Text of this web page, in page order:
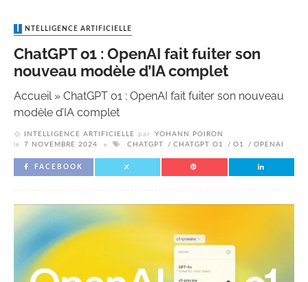
INTELLIGENCE ARTIFICIELLE
ChatGPT o1 : OpenAI fait fuiter son
nouveau modèle d’IA complet
Accueil» ChatGPT o1 : OpenAI fait fuiter son nouveau
modèle d’IA complet
INTELLIGENCE ARTIFICIELLE par
YOHANN POIRON
le
7 NOVEMBRE 2024 CHATGPT CHATGPT O1 O1 OPENAI
FACEBOOK